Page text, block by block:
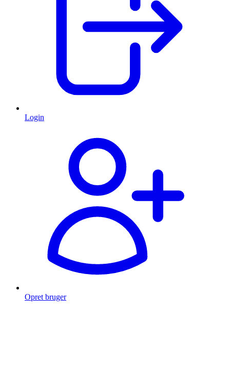
Login
Opret bruger